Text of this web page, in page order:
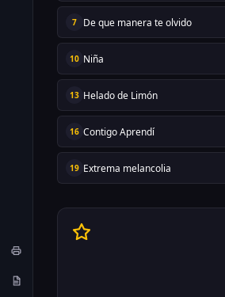
7 De que manera te olvido
10 Niña
13 Helado de Limón
16 Contigo Aprendí
19 Extrema melancolia